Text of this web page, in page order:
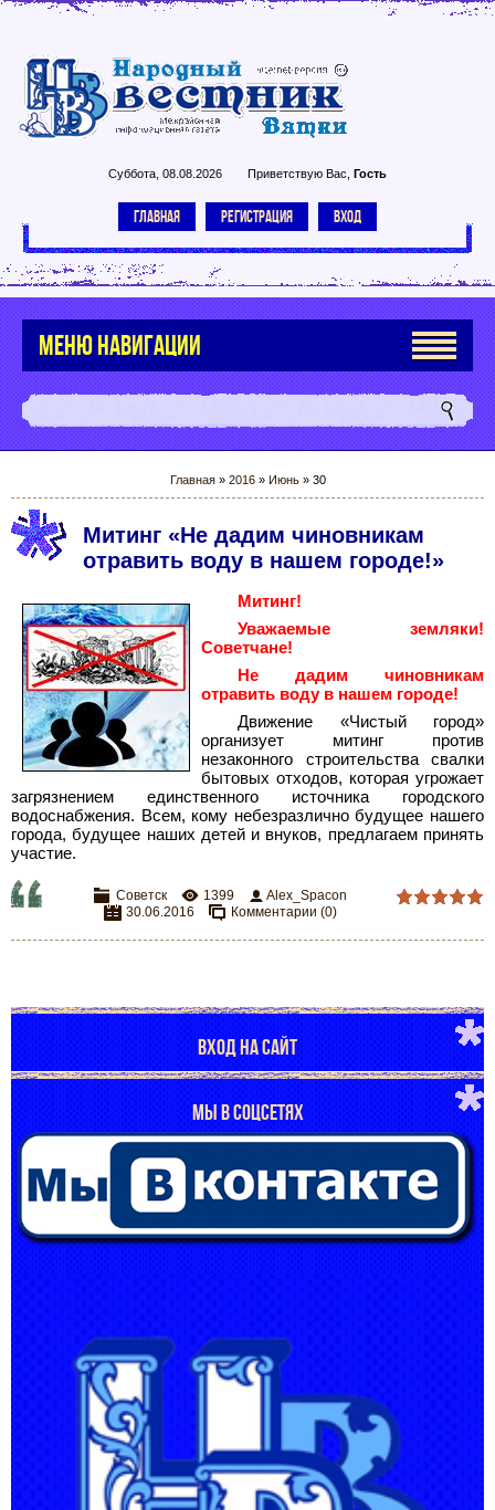
Суббота, 08.08.2026 Приветствую Вас Гость
ГЛАВНАЯ РЕГИСТРАЦИЯ ВХОД
МЕНЮ НАВИГАЦИИ
Главная» 2016 » Июнь » 30
Митинг «Не дадим чиновникам
отравить воду в нашем городе!»
Митинг!
Уважаемые земляки!
Советчане!
Не дадим чиновникам
отравить воду в нашем городе!
Движение «Чистый город»
организует митинг против
незаконного строительства свалки
бытовых отходов, которая угрожает
загрязнением единственного источника городского
водоснабжения. Всем, кому небезразлично будущее нашего
города, будущее наших детей и внуков, предлагаем принять
участие.
Советск 1399
Alex_Spacon
30.06.2016
Комментарии (0)
ВХОД НА САЙТ
МЫ В СОЦСЕТЯХ